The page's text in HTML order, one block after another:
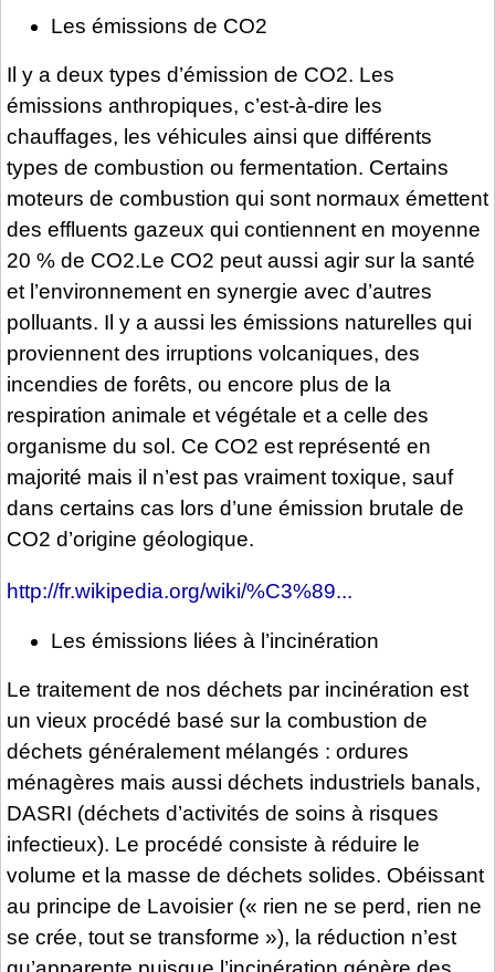
Les émissions de CO2
Il y a deux types d’émission de CO2. Les
émissions anthropiques, c’est-à-dire les
chauffages, les véhicules ainsi que différents
types de combustion ou fermentation. Certains
moteurs de combustion qui sont normaux émettent
des effluents gazeux qui contiennent en moyenne
20 % de CO2.Le CO2 peut aussi agir sur la santé
et l’environnement en synergie avec d’autres
polluants. Il y a aussi les émissions naturelles qui
proviennent des irruptions volcaniques, des
incendies de forêts, ou encore plus de la
respiration animale et végétale et a celle des
organisme du sol. Ce CO2 est représenté en
majorité mais il n’est pas vraiment toxique, sauf
dans certains cas lors d’une émission brutale de
CO2 d’origine géologique.
http://fr.wikipedia.org/wiki/%C3%89...
Les émissions liées à l’incinération
Le traitement de nos déchets par incinération est
un vieux procédé basé sur la combustion de
déchets généralement mélangés : ordures
ménagères mais aussi déchets industriels banals,
DASRI (déchets d’activités de soins à risques
infectieux). Le procédé consiste à réduire le
volume et la masse de déchets solides. Obéissant
au principe de Lavoisier (« rien ne se perd, rien ne
se crée, tout se transforme »), la réduction n’est